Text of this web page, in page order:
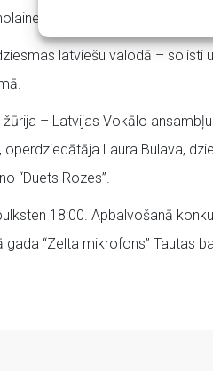
Carnikava un Baloži.
latviešu valodā –
– Latvijas Vokālo
Laura Bulava,
“Duets Rozes”.
18:00. Apbalvošanā
“Zelta mikrofons” Tautas